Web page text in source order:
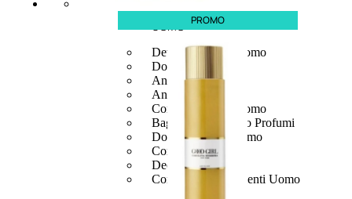
UOMO
Detergente Viso Uomo
Dopobarba Uomo
Antieta Uomo
Anticaduta Uomo
Contorno Occhi Uomo
Bagnodoccia Uomo Profumi
Docciaschiuma Uomo
Corpo Uomo
Deodoranti Uomo
Confezioni Trattamenti Uomo
PROMO